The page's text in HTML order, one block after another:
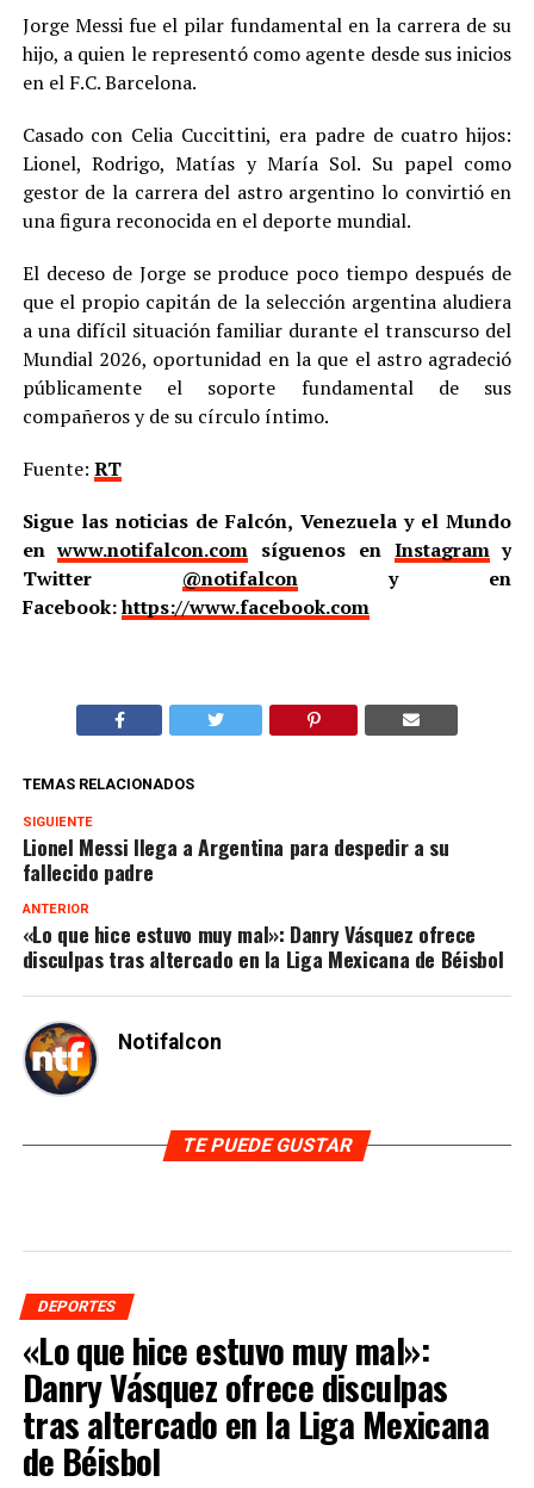
Jorge Messi fue el pilar fundamental en la carrera de su
hijo, a quien le representó como agente desde sus inicios
en el F.C. Barcelona.
Casado con Celia Cuccittini, era padre de cuatro hijos:
Lionel, Rodrigo, Matías y María Sol. Su papel como
gestor de la carrera del astro argentino lo convirtió en
una figura reconocida en el deporte mundial.
El deceso de Jorge se produce poco tiempo después de
que el propio capitán de la selección argentina aludiera
a una difícil situación familiar durante el transcurso del
Mundial 2026, oportunidad en la que el astro agradeció
públicamente el soporte fundamental de sus
compañeros y de su círculo íntimo.
Fuente: RT
Sigue las noticias de Falcón, Venezuela y el Mundo
enwww.notifalcon.com síguenos en Instagramy
Twitter @notifalcony en
Facebook:https://www.facebook.com
TEMAS RELACIONADOS
SIGUIENTE
Lionel Messi llega a Argentina para despedir a su
fallecido padre
ANTERIOR
«Lo que hice estuvo muy mal»: Danry Vásquez ofrece
disculpas tras altercado en la Liga Mexicana de Béisbol
Notifalcon
TE PUEDE GUSTAR
DEPORTES
«Lo que hice estuvo muy mal»:
Danry Vásquez ofrece disculpas
tras altercado en la Liga Mexicana
de Béisbol